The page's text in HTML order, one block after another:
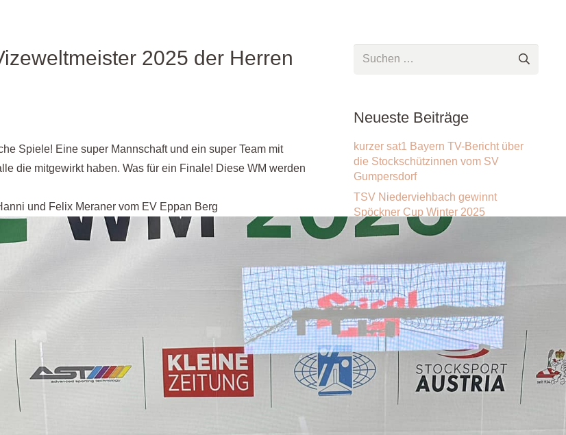
2025 der Herren
Spiele! Eine super Mannschaft und ein super Team mit
die mitgewirkt haben. Was für ein Finale! Diese WM werden
und Felix Meraner vom EV Eppan Berg
Suchen
Neueste Beiträge
kurzer sat1 Bayern TV-Bericht über
die Stockschützinnen vom SV
Gumpersdorf
TSV Niederviehbach gewinnt
Spöckner Cup Winter 2025
Startliste Spöckner Cup Winter 2025
Wir haben Verstärkung bekommen im
Spöckner-Team!
Archiv
Archiv